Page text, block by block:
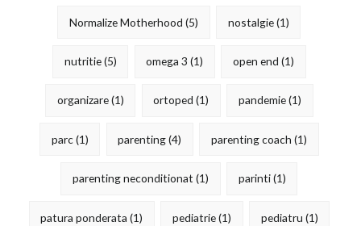
Normalize Motherhood (5) nostalgie(1)
nutritie(5) omega 3 (1) open end (1)
organizare(1) ortoped (1) pandemie(1)
parc(1) parenting(4) parenting coach (1)
parenting neconditionat (1) parinti(1)
patura ponderata (1) pediatrie(1) pediatru (1)